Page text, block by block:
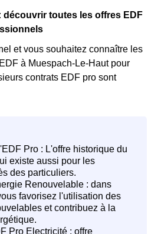
découvrir toutes les offres EDF
et vous souhaitez connaître les
à Muespach-Le-Haut pour
contrats EDF pro sont